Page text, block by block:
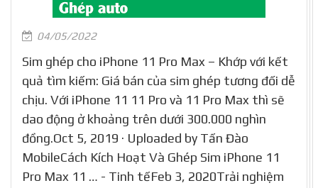
04/05/2022
Sim ghép cho iPhone 11 Pro Max – Khớp với kết
quả tìm kiếm: Giá bán của sim ghép tương đối dễ
chịu. Với iPhone 11 11 Pro và 11 Pro Max thì sẽ
dao động ở khoảng trên dưới 300.000 nghìn
đồng.Oct 5, 2019 · Uploaded by Tấn Đào
MobileCách Kích Hoạt Và Ghép Sim iPhone 11
Pro Max 11 … - Tinh tếFeb 3, 2020Trải nghiệm